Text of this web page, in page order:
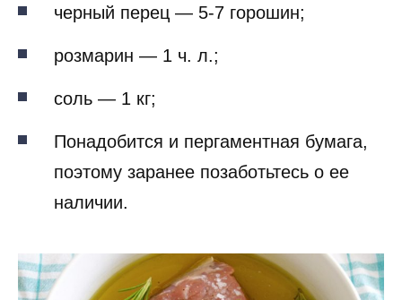
черный перец — 5-7 горошин;
розмарин — 1 ч. л.;
соль — 1 кг;
Понадобится и пергаментная бумага,
поэтому заранее позаботьтесь о ее
наличии.